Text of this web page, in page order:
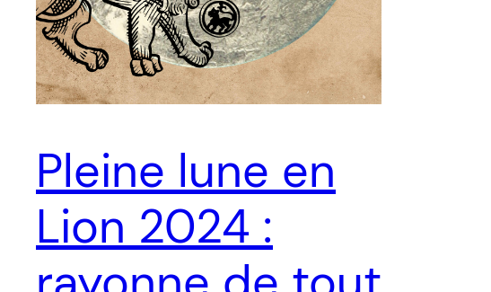
Pleine lune en
Lion 2024 :